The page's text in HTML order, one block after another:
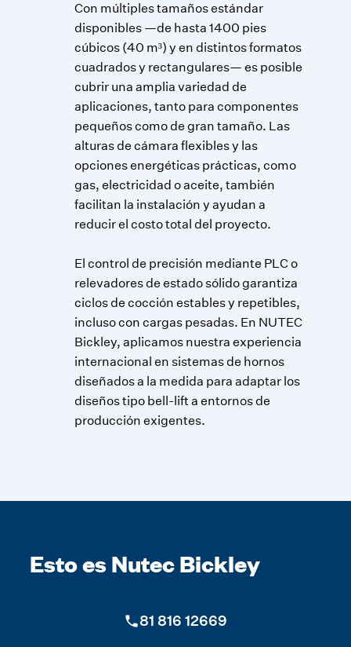
Con múltiples tamaños estándar
disponibles —de hasta 1400 pies
cúbicos (40 m³) y en distintos formatos
cuadrados y rectangulares— es posible
cubrir una amplia variedad de
aplicaciones, tanto para componentes
pequeños como de gran tamaño. Las
alturas de cámara flexibles y las
opciones energéticas prácticas, como
gas, electricidad o aceite, también
facilitan la instalación y ayudan a
reducir el costo total del proyecto.
El control de precisión mediante PLC o
relevadores de estado sólido garantiza
ciclos de cocción estables y repetibles,
incluso con cargas pesadas. En NUTEC
Bickley, aplicamos nuestra experiencia
internacional en sistemas de hornos
diseñados a la medida para adaptar los
diseños tipo bell-lift a entornos de
producción exigentes.
Esto es Nutec Bickley
Proveemos soluciones térmicas de
equipo que van más allá de las
81 816 12669